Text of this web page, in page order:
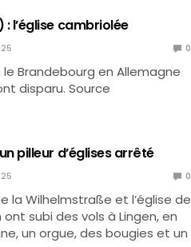
l’église cambriolée
0
Brandebourg en Allemagne
disparu. Source
pilleur d’églises arrêté
0
la Wilhelmstraße et l’église de
subi des vols à Lingen, en
un orgue, des bougies et un